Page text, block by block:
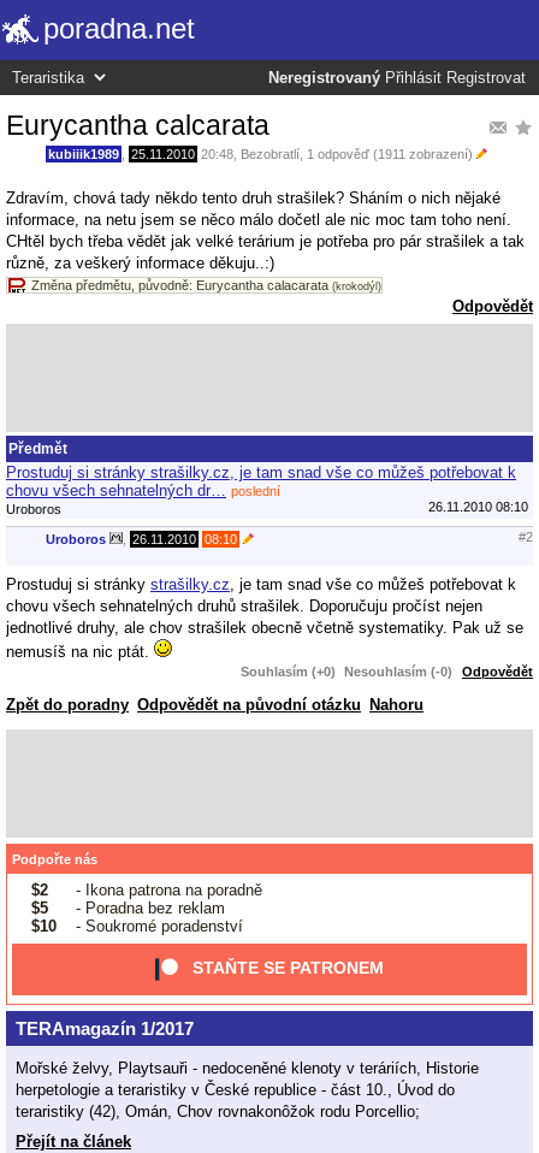
poradna.net
Neregistrovaný Přihlásit Registrovat
Eurycantha calcarata
kubiiik1989 25.11.2010 20:48 Bezobratlí , 1 odpověď (1911 zobrazení)
Zdravím, chová tady někdo tento druh strašilek? Sháním o nich nějaké
informace, na netu jsem se něco málo dočetl ale nic moc tam toho není.
CHtěl bych třeba vědět jak velké terárium je potřeba pro pár strašilek a tak
různě, za veškerý informace děkuju..:)
Změna předmětu, původně: Eurycantha calacarata (krokodýl)
Odpovědět
Předmět
Prostuduj si stránky strašilky.cz, je tam snad vše co můžeš potřebovat k
chovu všech sehnatelných dr…
poslední
Uroboros
26.11.2010 08:10
Uroboros 26.11.2010 08:10 #2
Prostuduj si stránky strašilky.cz , je tam snad vše co můžeš potřebovat k
chovu všech sehnatelných druhů strašilek. Doporučuju pročíst nejen
jednotlivé druhy, ale chov strašilek obecně včetně systematiky. Pak už se
nemusíš na nic ptát.
Souhlasím (+0) Nesouhlasím (-0) Odpovědět
Zpět do poradny Odpovědět na původní otázku Nahoru
Podpořte nás
$2
- Ikona patrona na poradně
$5
- Poradna bez reklam
$10
- Soukromé poradenství
STAŇTE SE PATRONEM
TERAmagazín 1/2017
Mořské želvy, Playtsauři - nedoceněné klenoty v teráriích, Historie
herpetologie a teraristiky v České republice - část 10., Úvod do
teraristiky (42), Omán, Chov rovnakonôžok rodu Porcellio;
Přejít na článek